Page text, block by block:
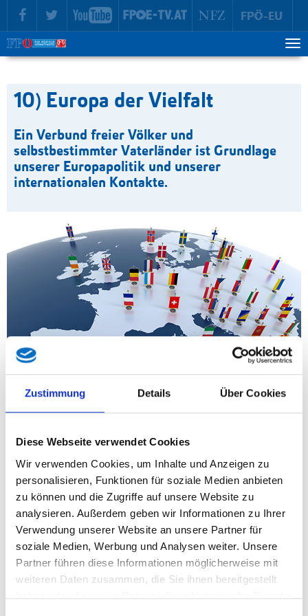
Zustimmung Details Über Cookies
Diese Webseite verwendet Cookies
Wir verwenden Cookies, um Inhalte und Anzeigen zu
personalisieren, Funktionen für soziale Medien anbieten
zu können und die Zugriffe auf unsere Website zu
analysieren. Außerdem geben wir Informationen zu Ihrer
Verwendung unserer Website an unsere Partner für
soziale Medien, Werbung und Analysen weiter. Unsere
Partner führen diese Informationen möglicherweise mit
weiteren Daten zusammen, die Sie ihnen bereitgestellt
haben oder die sie im Rahmen Ihrer Nutzung der Dienste
zur Hauptnavigation springen
zum Inhalt springen
10) Europa der Vielfalt
Ein Verbund freier Völker und
selbstbestimmter Vaterländer ist Grundlage
unserer Europapolitik und unserer
internationalen Kontakte.
Wir bekennen uns zu einem Europa der historisch
lehnen eine künstliche Gleichschaltung der vielfältigen
Multikulturalismus, Globalisierung und Massenzuwanderung
entschieden ab. Europa ist nicht auf das politische Projekt der
Europäischen Union zu reduzieren.
Wir bekennen uns zu einem Europa der selbstbestimmten
Völker und Vaterländer und zur europäischen
Zusammenarbeit nach den Grundsätzen der Subsidiarität und
des Föderalismus. Das künftige Schicksal Europas muss von